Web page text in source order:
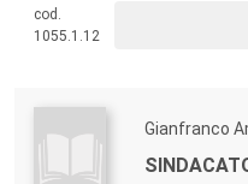
cod.
1055.1.12
Gianfranco